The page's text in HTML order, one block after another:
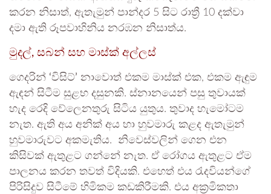
කරන නිසාත්, ඇතැමුන් පාන්දර 5 සිට රාත්‍රී 10 දක්වා
දමා ඇති රූපවාහිනිය නරඹන නිසාත්ය.
මුදල්, සබන් සහ මාස්ක් අල්ලස්
ගෙදරින් ‘විසිට්’ නාවොත් එකම මාස්ක් එක, එකම ඇඳුම
ඇඳන් සිටීම සුළභ දසුනකි. ස්නානයෙන් පසු තුවායක්
හැද රෙදි වේලෙනතුරු සිටිය යුතුය. තුවාද හැමෝටම
නැත. ඇති අය අනික් අය හා හුවමාරු කළද ඇතැමුන්
හුවමාරුවට අකමැතිය. නිවෙස්වලින් ගෙන එන
කිසිවක් ඇතුළට ගන්නේ නැත. ඒ රෝගය ඇතුළට ඒම
පාලනය කරන තවත් විදියකි. එහෙත් එය රැදවියන්ගේ
පිරිසිදුව සිටීමේ හිමිකම කඩකිරීමකි. එය අක්‍රමිකතා